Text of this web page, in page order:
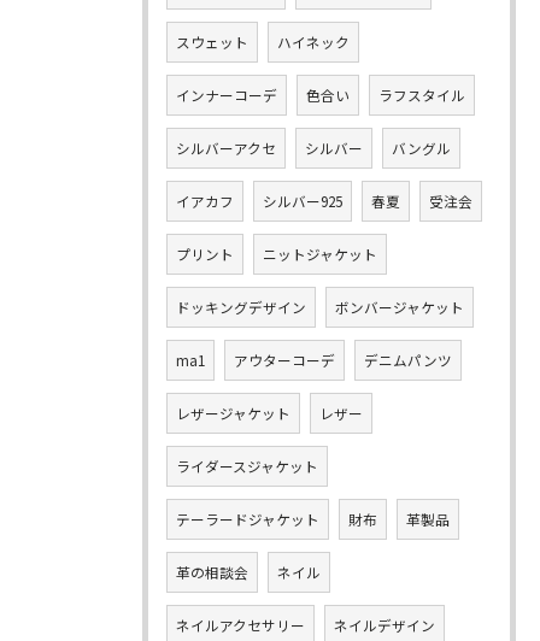
スウェット ハイネック
インナーコーデ 色合い ラフスタイル
シルバーアクセ シルバー バングル
イアカフ シルバー925 春夏 受注会
プリント ニットジャケット
ドッキングデザイン ボンバージャケット
ma1 アウターコーデ デニムパンツ
レザージャケット レザー
ライダースジャケット
テーラードジャケット 財布 革製品
革の相談会 ネイル
ネイルアクセサリー ネイルデザイン